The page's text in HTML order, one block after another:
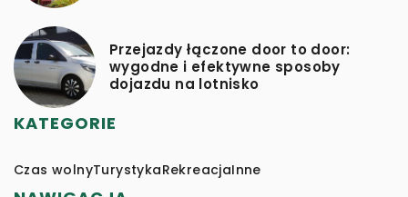
Przejazdy łączone door to door:
wygodne i efektywne sposoby
dojazdu na lotnisko
KATEGORIE
Czas wolnyTurystykaRekreacjaInne